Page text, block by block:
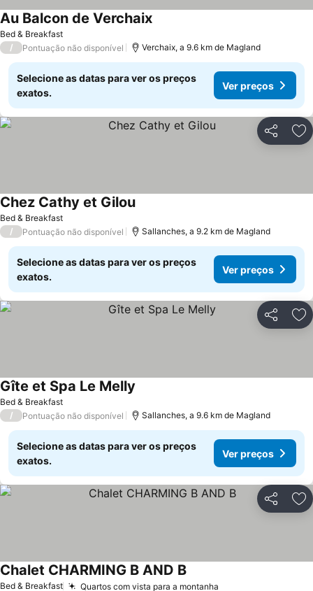
Bed & Breakfast
Au Balcon de Verchaix
/ Pontuação não disponível Verchaix, a 9.6 km de Magland
Selecione as datas para ver os preços
exatos.
Ver preços
Partilhar
Bed & Breakfast
Chez Cathy et Gilou
/ Pontuação não disponível Sallanches, a 9.2 km de Magland
Selecione as datas para ver os preços
exatos.
Ver preços
Partilhar
Bed & Breakfast
Gîte et Spa Le Melly
/ Pontuação não disponível Sallanches, a 9.6 km de Magland
Selecione as datas para ver os preços
exatos.
Ver preços
Partilhar
Bed & Breakfast Quartos com vista para a montanha
Chalet CHARMING B AND B